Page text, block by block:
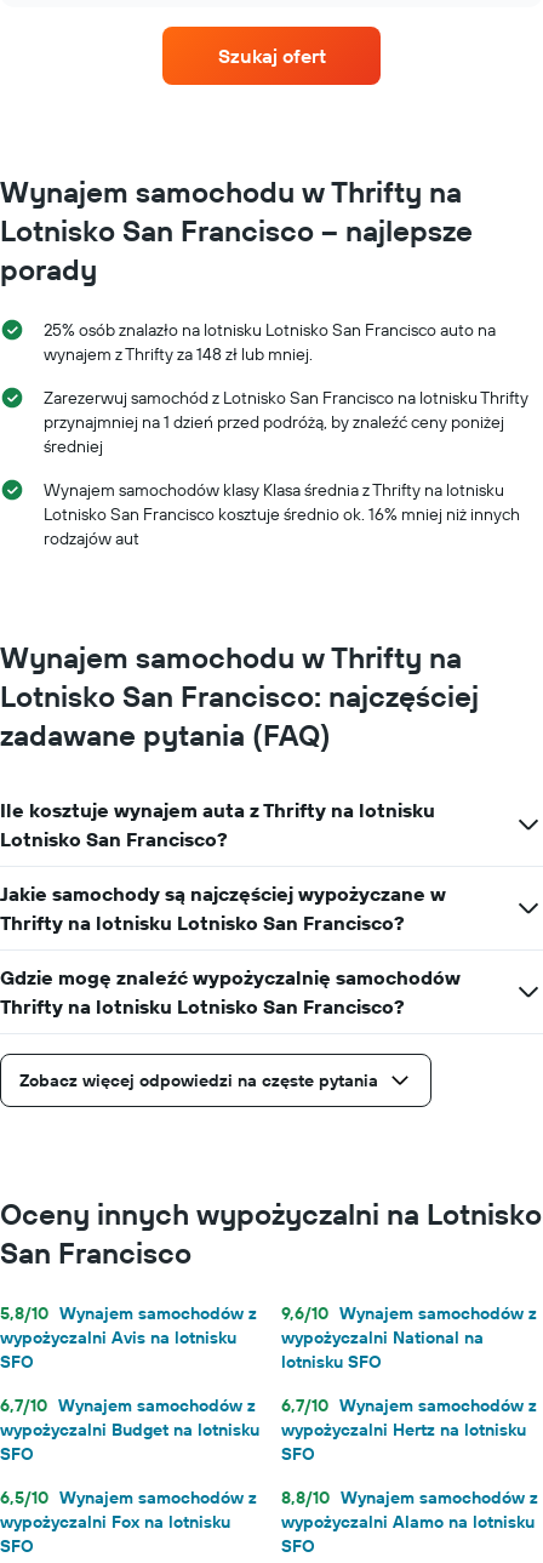
X
przedstawiającą
roku
ma
oś
przedstawiającą
średnią
cenę
za
wynajem
samochodu
na
Szukaj ofert
Wynajem samochodu w Thrifty na
Lotnisko San Francisco – najlepsze
porady
25% osób znalazło na lotnisku Lotnisko San Francisco auto na
wynajem z Thrifty za 148 zł lub mniej.
Zarezerwuj samochód z Lotnisko San Francisco na lotnisku Thrifty
przynajmniej na 1 dzień przed podróżą, by znaleźć ceny poniżej
średniej
Wynajem samochodów klasy Klasa średnia z Thrifty na lotnisku
Lotnisko San Francisco kosztuje średnio ok. 16% mniej niż innych
rodzajów aut
Wynajem samochodu w Thrifty na
Lotnisko San Francisco: najczęściej
zadawane pytania (FAQ)
Ile kosztuje wynajem auta z Thrifty na lotnisku
Lotnisko San Francisco?
Jakie samochody są najczęściej wypożyczane w
Thrifty na lotnisku Lotnisko San Francisco?
Gdzie mogę znaleźć wypożyczalnię samochodów
Thrifty na lotnisku Lotnisko San Francisco?
Zobacz więcej odpowiedzi na częste pytania
Oceny innych wypożyczalni na Lotnisko
San Francisco
5,8/10 Wynajem samochodów z
wypożyczalni Avis na lotnisku
SFO
9,6/10 Wynajem samochodów z
wypożyczalni National na
lotnisku SFO
6,7/10 Wynajem samochodów z
wypożyczalni Budget na lotnisku
SFO
6,7/10 Wynajem samochodów z
wypożyczalni Hertz na lotnisku
SFO
6,5/10 Wynajem samochodów z
wypożyczalni Fox na lotnisku
SFO
8,8/10 Wynajem samochodów z
wypożyczalni Alamo na lotnisku
SFO